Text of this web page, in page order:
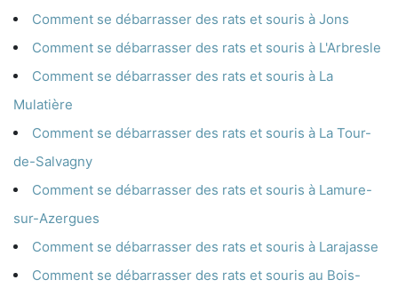
Comment se débarrasser des rats et souris à Jons
Comment se débarrasser des rats et souris à L'Arbresle
Comment se débarrasser des rats et souris à La
Mulatière
Comment se débarrasser des rats et souris à La Tour-
de-Salvagny
Comment se débarrasser des rats et souris à Lamure-
sur-Azergues
Comment se débarrasser des rats et souris à Larajasse
Comment se débarrasser des rats et souris au Bois-